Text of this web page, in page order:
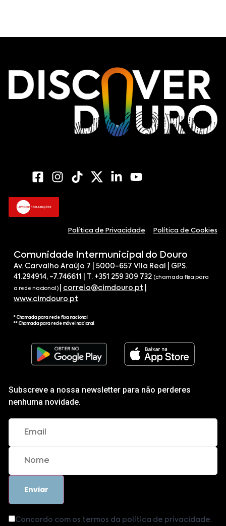
Política de Privacidade Política de Cookies
Comunidade Intermunicipal do Douro
Av. Carvalho Araújo 7 | 5000-657 Vila Real | GPS.
41.294914, -7.746611 | T. +351 259 309 732 (chamada fixa para
a rede nacional) correio@cimdouro.pt
www.cimdouro.pt
* Chamada para rede fixa nacional
** Chamada para rede móvel nacional
Subscreve a nossa newsletter para não perderes
nenhuma novidade.
Concordo com os termos da política de privacidade.